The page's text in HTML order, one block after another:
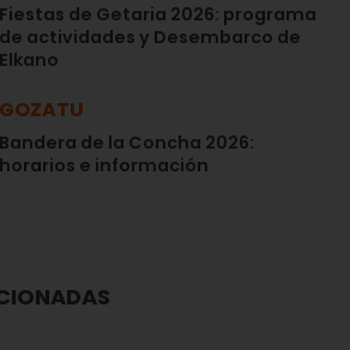
Fiestas de Getaria 2026: programa
de actividades y Desembarco de
Elkano
GOZATU
Bandera de la Concha 2026:
horarios e información